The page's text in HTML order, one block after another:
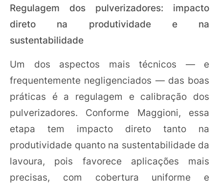
Regulagem dos pulverizadores: impacto
direto na produtividade e na
sustentabilidade
Um dos aspectos mais técnicos — e
frequentemente negligenciados — das boas
práticas é a regulagem e calibração dos
pulverizadores. Conforme Maggioni, essa
etapa tem impacto direto tanto na
produtividade quanto na sustentabilidade da
lavoura, pois favorece aplicações mais
precisas, com cobertura uniforme e